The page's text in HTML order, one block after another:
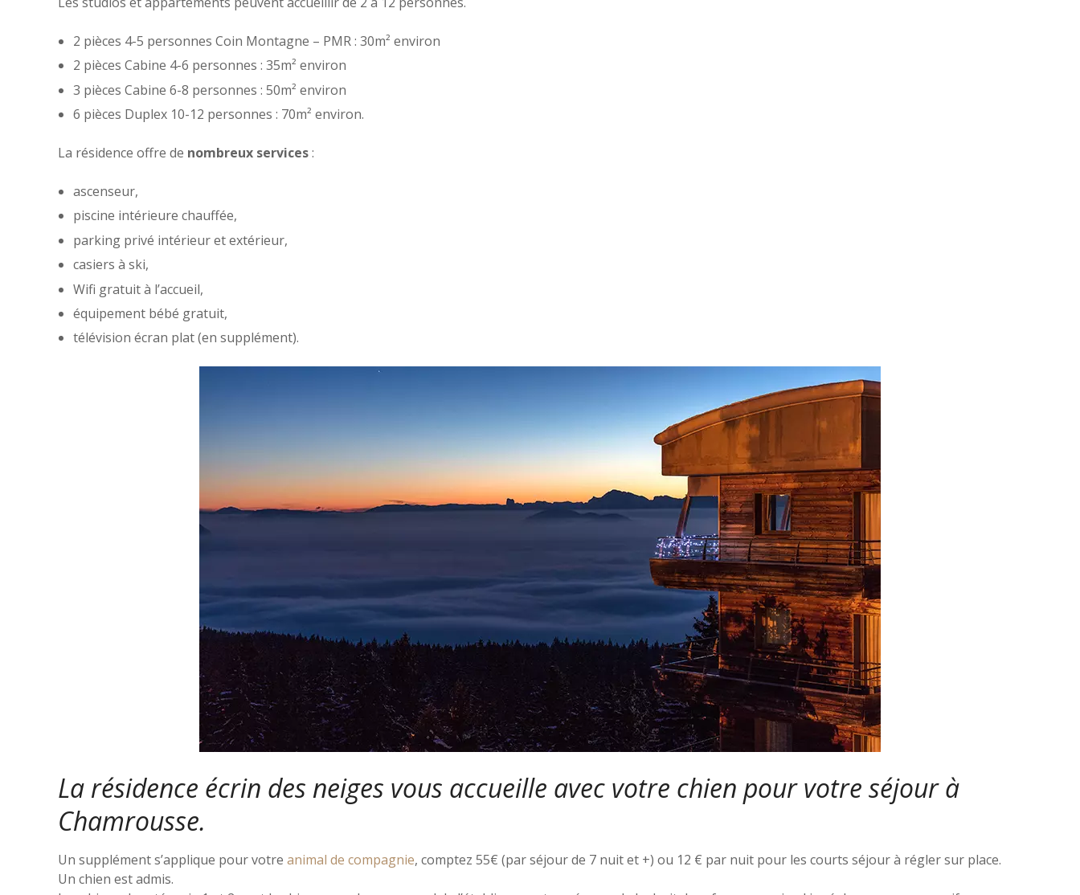
2 pièces 4-5 personnes Coin Montagne – PMR : 30m² environ
2 pièces Cabine 4-6 personnes : 35m² environ
3 pièces Cabine 6-8 personnes : 50m² environ
6 pièces Duplex 10-12 personnes : 70m² environ.
La résidence offre de nombreux services:
ascenseur,
piscine intérieure chauffée,
parking privé intérieur et extérieur,
casiers à ski,
Wifi gratuit à l’accueil,
équipement bébé gratuit,
télévision écran plat (en supplément).
La résidence écrin des neiges vous accueille avec votre chien pour votre séjour à
Chamrousse.
Un supplément s’applique pour votre animal de compagnie, comptez 55€ (par séjour de 7 nuit et +) ou 12 € par nuit pour les courts séjour à régler sur place.
Un chien est admis.